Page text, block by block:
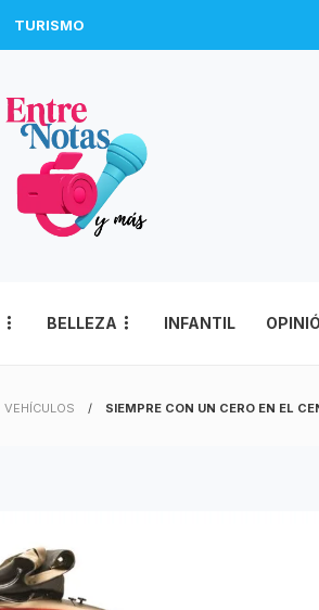
TURISMO
BELLEZA INFANTIL
VEHÍCULOS SIEMPRE CON UN CERO EN EL